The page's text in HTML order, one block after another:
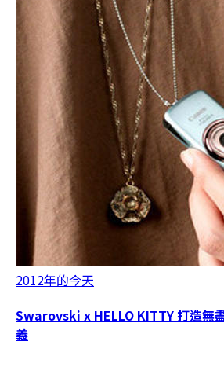
2012年的今天
Swarovski x HELLO KITTY 打造無
義